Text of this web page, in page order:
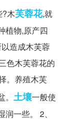
木芙蓉花,就
植物,原产四
造成木芙蓉
色木芙蓉花的
。养殖木芙
土壤一般使
一些。 2、